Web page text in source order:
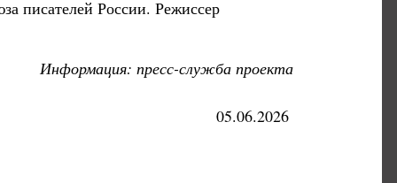
писателей России. Режиссер
Информация: пресс-служба проекта
05.06.2026